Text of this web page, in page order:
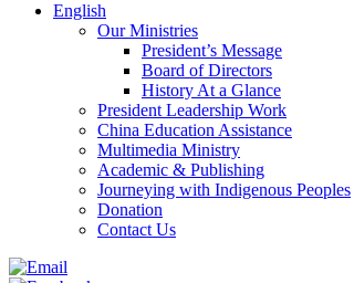
English
Our Ministries
President’s Message
Board of Directors
History At a Glance
President Leadership Work
China Education Assistance
Multimedia Ministry
Academic & Publishing
Journeying with Indigenous Peoples
Donation
Contact Us